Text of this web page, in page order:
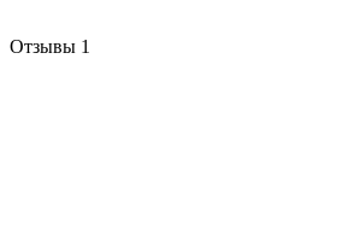
Отзывы 1